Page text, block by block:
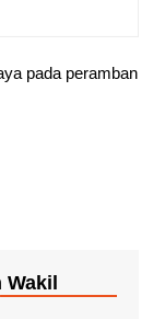
pada peramban